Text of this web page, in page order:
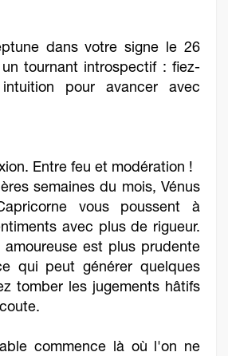
dans votre signe le 26
tournant introspectif : fiez-
pour avancer avec
Entre feu et modération !
semaines du mois, Vénus
vous poussent à
avec plus de rigueur.
amoureuse est plus prudente
qui peut générer quelques
tomber les jugements hâtifs
commence là où l'on ne